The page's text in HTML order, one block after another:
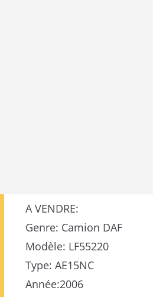
A VENDRE:
Genre: Camion DAF
Modèle: LF55220
Type: AE15NC
Année:2006